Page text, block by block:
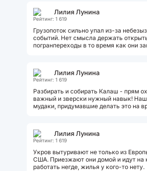
Лилия Лунина
Рейтинг: 1 619
Грузопоток сильно упал из-за
событий. Нет смысла держать
погранпереходы в то время как они
Лилия Лунина
Рейтинг: 1 619
Разбирать и собирать Калаш - прям
важный и зверски нужный навык!
мудаки, придумавшие делать это на
Лилия Лунина
Рейтинг: 1 619
Укров вытуривают не только из
США. Приезжают они домой и идут на
работать негде, жилья у кого-то нету.